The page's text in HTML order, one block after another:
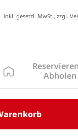
inkl. gesetzl. MwSt., zzgl.
Abholen